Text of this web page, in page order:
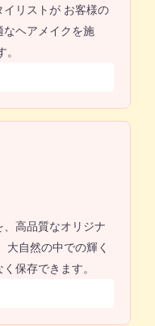
イリストが お客様の
なヘアメイクを施
高品質なオリジナ
大自然の中での輝く
保存できます。